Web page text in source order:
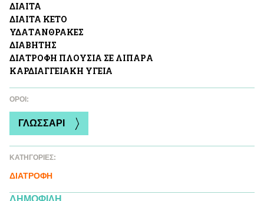
ΔΙΑΙΤΑ
ΔΙΑΙΤΑ KETO
ΥΔΑΤAΝΘΡΑΚΕΣ
ΔΙΑΒΗΤΗΣ
ΔΙΑΤΡΟΦΗ ΠΛΟΥΣΙΑ ΣΕ ΛΙΠΑΡA
ΚΑΡΔΙΑΓΓΕΙΑΚΗ ΥΓΕΙΑ
ΌΡΟΙ:
ΓΛΩΣΣΑΡΙ
ΚΑΤΗΓΟΡΙΕΣ:
ΔΙΑΤΡΟΦΗ
ΔΗΜΟΦΙΛΗ